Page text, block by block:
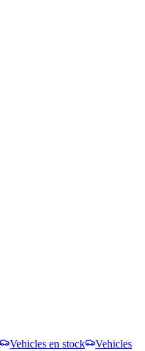
Vehicles en stock
Vehicles